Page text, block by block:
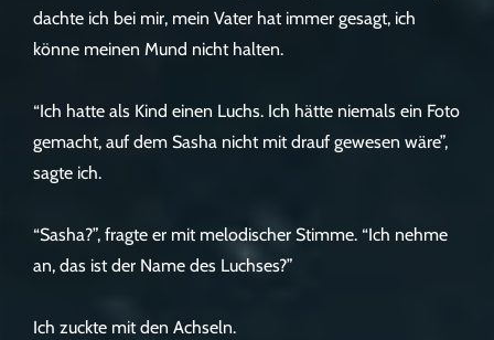
dachte ich bei mir, mein Vater hat immer gesagt, ich
könne meinen Mund nicht halten.
“Ich hatte als Kind einen Luchs. Ich hätte niemals ein Foto
gemacht, auf dem Sasha nicht mit drauf gewesen wäre”,
sagte ich.
“Sasha?”, fragte er mit melodischer Stimme. “Ich nehme
an, das ist der Name des Luchses?”
Ich zuckte mit den Achseln.